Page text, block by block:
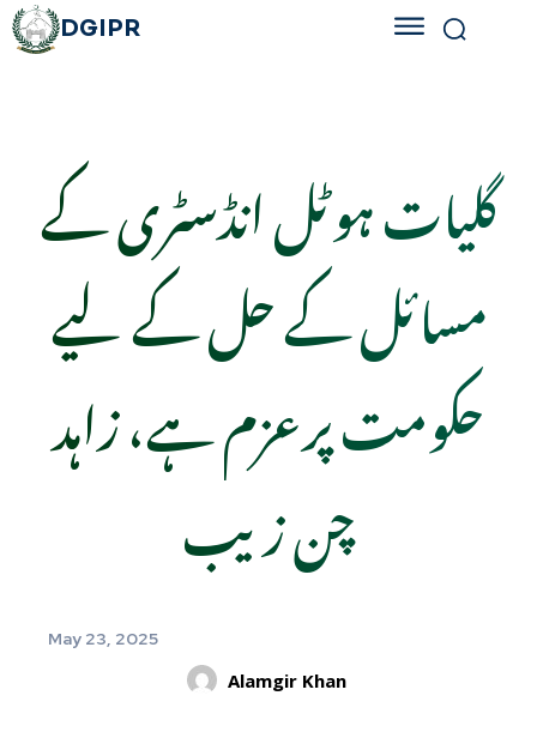
DGIPR
گلیات ہوٹل انڈسٹری کے
مسائل کے حل کے لیے
حکومت پرعزم ہے، زاہد
چن زیب
May 23, 2025
Alamgir Khan